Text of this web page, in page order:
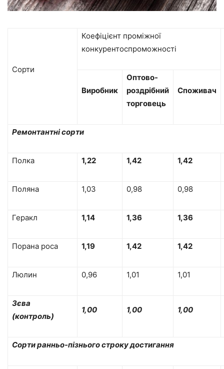
Сорти
Коефіцієнт проміжної
конкурентоспроможності
Виробник
Оптово-
роздрібний
торговець
Споживач
Ремонтантні сорти
Полка 1,22 1,42 1,42
Поляна 1,03 0,98 0,98
Геракл 1,14 1,36 1,36
Порана роса 1,19 1,42 1,42
Люлин 0,96 1,01 1,01
Зєва
(контроль)
1,00 1,00 1,00
Сорти ранньо-пізнього строку достигання